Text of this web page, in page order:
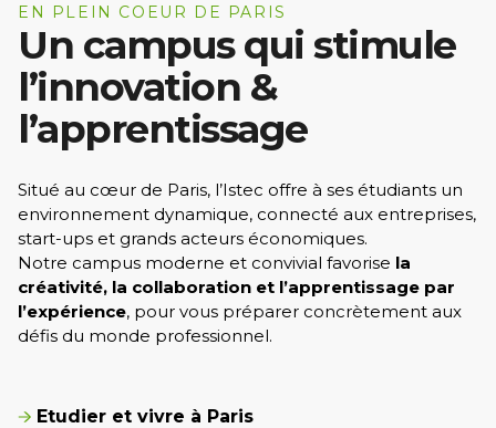
EN PLEIN COEUR DE PARIS
Un campus qui stimule
l’innovation &
l’apprentissage
Situé au cœur de Paris, l’Istec offre à ses étudiants un
environnement dynamique, connecté aux entreprises,
start-ups et grands acteurs économiques.
Notre campus moderne et convivial favorise la
créativité, la collaboration et l’apprentissage par
l’expérience, pour vous préparer concrètement aux
défis du monde professionnel.
Etudier et vivre à Paris